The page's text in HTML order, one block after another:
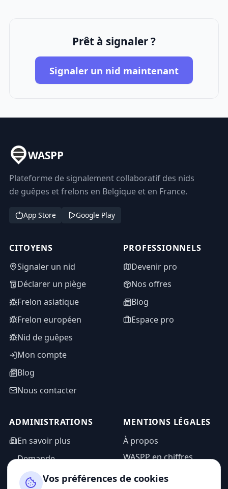
Prêt à signaler ?
Signaler un nid maintenant
WASPP
Plateforme de signalement collaboratif des nids
de guêpes et frelons en Belgique et en France.
App Store Google Play
CITOYENS
Signaler un nid
Déclarer un piège
Frelon asiatique
Frelon européen
Nid de guêpes
Mon compte
Blog
Nous contacter
PROFESSIONNELS
Devenir pro
Nos offres
Blog
Espace pro
ADMINISTRATIONS
En savoir plus
Demande
d'information
Espace admin
MENTIONS LÉGALES
À propos
WASPP en chiffres
Mentions légales
Vos préférences de cookies